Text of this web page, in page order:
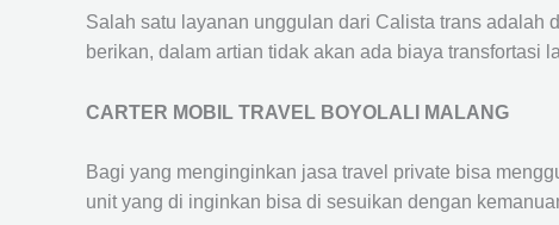
Salah satu layanan unggulan dari Calista trans adalah
berikan, dalam artian tidak akan ada biaya transfortasi
CARTER MOBIL TRAVEL BOYOLALI MALANG
Bagi yang menginginkan jasa travel private bisa
unit yang di inginkan bisa di sesuikan dengan